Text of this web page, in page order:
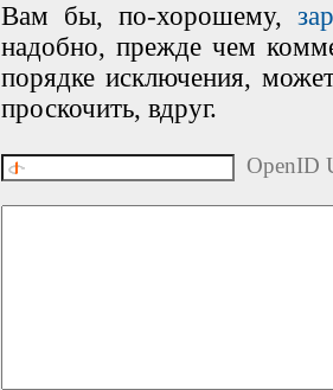
Вам бы, по-хорошему,
надобно, прежде чем
порядке исключения,
проскочить, вдруг.
OpenID